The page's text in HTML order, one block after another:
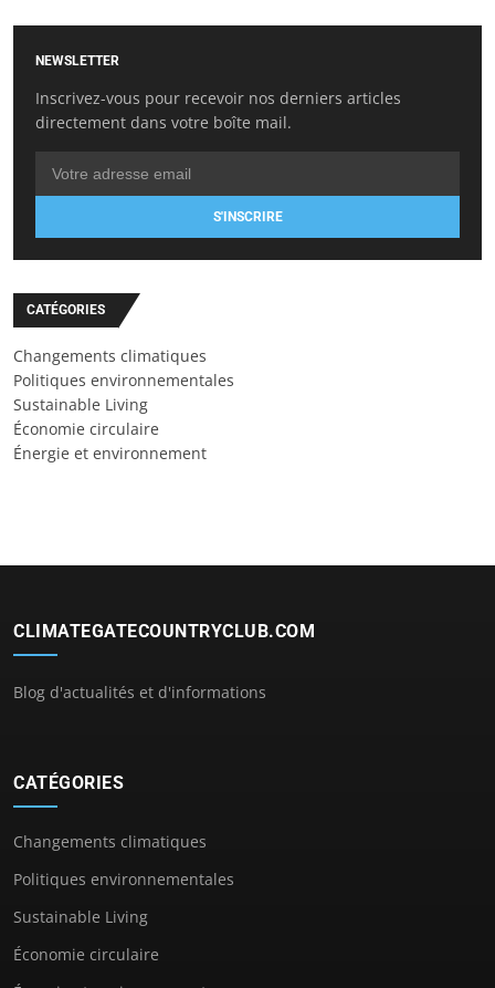
NEWSLETTER
Inscrivez-vous pour recevoir nos derniers articles
directement dans votre boîte mail.
S'INSCRIRE
CATÉGORIES
Changements climatiques
Politiques environnementales
Sustainable Living
Économie circulaire
Énergie et environnement
CLIMATEGATECOUNTRYCLUB.COM
Blog d'actualités et d'informations
CATÉGORIES
Changements climatiques
Politiques environnementales
Sustainable Living
Économie circulaire